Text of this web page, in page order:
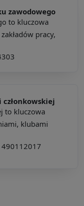
zawodowego
to kluczowa
pracy,
członkowskiej
to kluczowa
klubami
112017